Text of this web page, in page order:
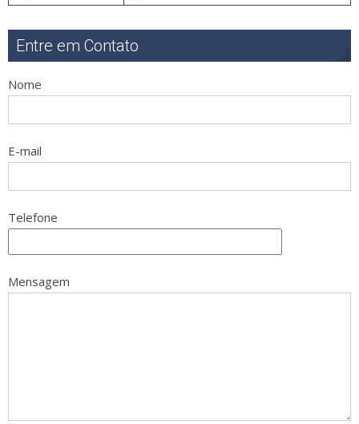
Entre em Contato
Nome
E-mail
Telefone
Mensagem